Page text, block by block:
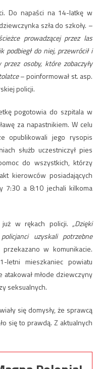
Do napaści na 14-latkę w
szła do szkoły. –
prowadzącej przez las
podbiegł do niej, przewrócił i
przez osoby, które zobaczyły
– poinformował st. asp.
policji.
pogotowia do szpitala w
za napastnikiem. W celu
opublikowali jego rysopis
służb uczestniczył pies
do wszystkich, którzy
kierowców posiadających
7:30 a 8:10 jechali kilkoma
w rękach policji. „Dzięki
uzyskali potrzebne
w komunikacie.
letni mieszkaniec powiatu
młode dziewczyny
seksualnych.
się domysły, że sprawcą
się to prawdą. Z aktualnych